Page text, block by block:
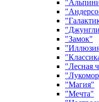
"Замок"
"Лесная
"Магия"
"Мечта"